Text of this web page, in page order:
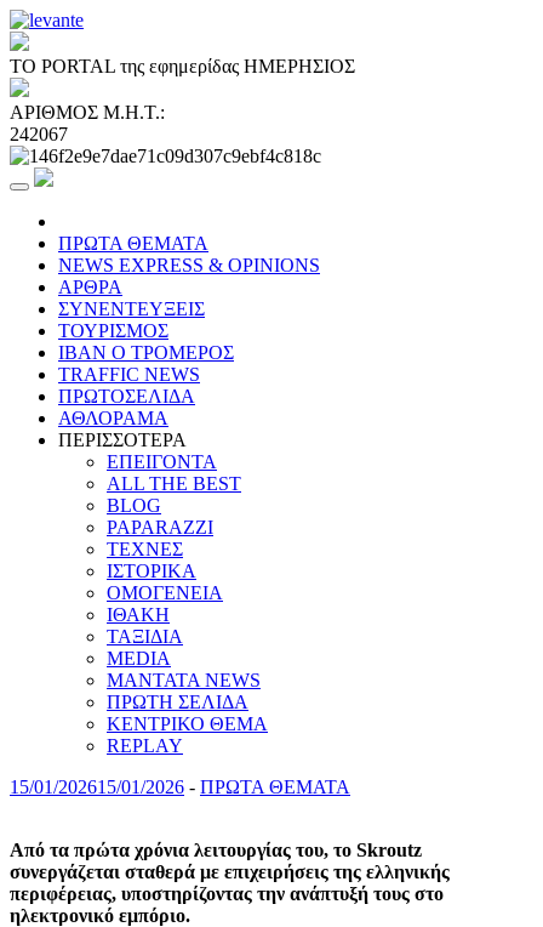
ΤΟ PORTAL της εφημερίδας ΗΜΕΡΗΣΙΟΣ
ΑΡΙΘΜΟΣ Μ.Η.Τ.:
242067
ΠΡΩΤΑ ΘΕΜΑΤΑ
NEWS EXPRESS & OPINIONS
ΑΡΘΡΑ
ΣΥΝΕΝΤΕΥΞΕΙΣ
ΤΟΥΡΙΣΜΟΣ
ΙΒΑΝ Ο ΤΡΟΜΕΡΟΣ
TRAFFIC NEWS
ΠΡΩΤΟΣΕΛΙΔΑ
ΑΘΛΟΡΑΜΑ
ΠΕΡΙΣΣΟΤΕΡΑ
ΕΠΕΙΓΟΝΤΑ
ALL THE BEST
BLOG
PAPARAZZI
ΤΕΧΝΕΣ
ΙΣΤΟΡΙΚΑ
ΟΜΟΓΕΝΕΙΑ
ΙΘΑΚΗ
ΤΑΞΙΔΙΑ
MEDIA
MANTATA NEWS
ΠΡΩΤΗ ΣΕΛΙΔΑ
ΚΕΝΤΡΙΚΟ ΘΕΜΑ
REPLAY
15/01/202615/01/2026 - ΠΡΩΤΑ ΘΕΜΑΤΑ
Από τα πρώτα χρόνια λειτουργίας του, το Skroutz
συνεργάζεται σταθερά με επιχειρήσεις της ελληνικής
περιφέρειας, υποστηρίζοντας την ανάπτυξή τους στο
ηλεκτρονικό εμπόριο.